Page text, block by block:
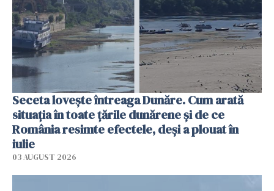
Seceta lovește întreaga Dunăre. Cum arată
situația în toate țările dunărene și de ce
România resimte efectele, deși a plouat în
iulie
03 AUGUST 2026